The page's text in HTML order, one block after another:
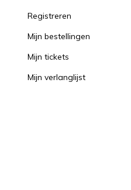
Registreren
Mijn bestellingen
Mijn tickets
Mijn verlanglijst